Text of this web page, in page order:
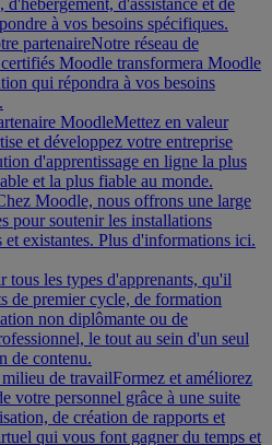
d'hébergement, d'assistance et de
à vos besoins spécifiques.
partenaireNotre réseau de
Moodle transformera Moodle
qui répondra à vos besoins
MoodleMettez en valeur
et développez votre entreprise
d'apprentissage en ligne la plus
et la plus fiable au monde.
Moodle, nous offrons une large
pour soutenir les installations
existantes. Plus d'informations ici.
tous les types d'apprenants, qu'il
de premier cycle, de formation
non diplômante ou de
le tout au sein d'un seul
de contenu.
de travailFormez et améliorez
votre personnel grâce à une suite
de création de rapports et
qui vous font gagner du temps et